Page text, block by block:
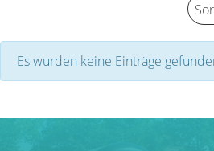
Es wurden keine Einträge